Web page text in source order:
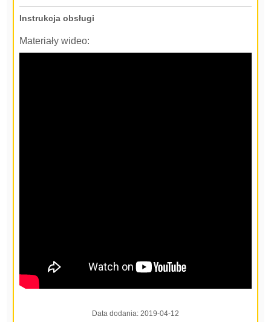
Instrukcja obsługi
Materiały wideo:
Data dodania: 2019-04-12